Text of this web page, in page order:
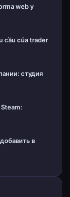
web y
cầu của trader
студия
в